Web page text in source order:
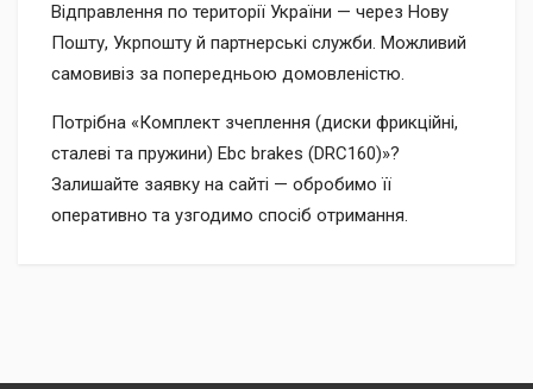
Відправлення по території України — через Нову
Пошту, Укрпошту й партнерські служби. Можливий
самовивіз за попередньою домовленістю.
Потрібна «Комплект зчеплення (диски фрикційні,
сталеві та пружини) Ebc brakes (DRC160)»?
Залишайте заявку на сайті — обробимо її
оперативно та узгодимо спосіб отримання.